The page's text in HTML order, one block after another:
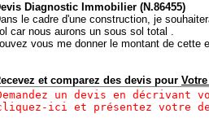
Diagnostic Immobilier (N.86455)
le cadre d'une construction, je
car nous aurons un sous sol total .
vous me donner le montant de cette
et comparez des devis pour